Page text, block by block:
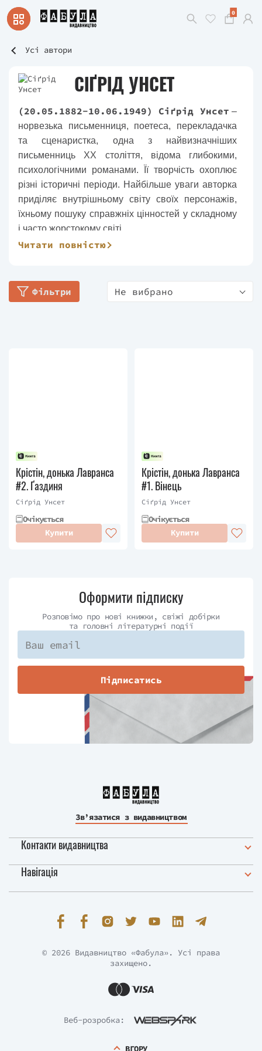
0
Усі автори
СІҐРІД УНСЕТ
(20.05.1882-10.06.1949) Сіґрід Унсет –
норвезька письменниця, поетеса, перекладачка
та сценаристка, одна з найвизначніших
письменниць XX століття, відома глибокими,
психологічними романами. Її творчість охоплює
різні історичні періоди. Найбільше уваги авторка
приділяє внутрішньому світу своїх персонажів,
їхньому пошуку справжніх цінностей у складному
і часто жорстокому світі.
«Господиня», «Хрест»), за яку вона отримала
Нобелівську премію з літератури у 1928 році.
Читати повністю
Фільтри Не вибрано
Крістін, донька Лавранса
#2. Ґаздиня
Сіґрід Унсет
Очікується
Купити
Крістін, донька Лавранса
#1. Вінець
Сіґрід Унсет
Очікується
Купити
Оформити підписку
Розповімо про нові книжки, свіжі добірки
та головні літературні події
Підписатись
Зв’язатися з видавництвом
Контакти видавництва
Навігація
Веб-розробка:
© 2026 Видавництво «Фабула». Усі права
захищено.
ВГОРУ